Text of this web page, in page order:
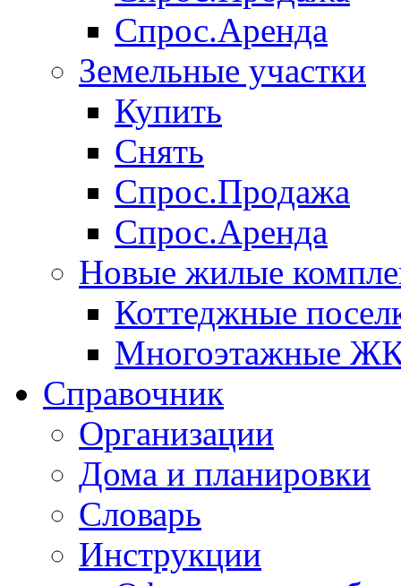
Спрос.Аренда
Земельные участки
Купить
Снять
Спрос.Продажа
Спрос.Аренда
Новые жилые
Коттеджные
Многоэтажные
Справочник
Организации
Дома и планировки
Словарь
Инструкции